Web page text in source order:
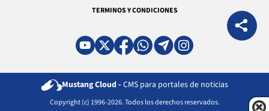
TERMINOS Y CONDICIONES
Mustang Cloud - CMS para portales de noticias
Copyright (c) 1996-2026. Todos los derechos reservados.